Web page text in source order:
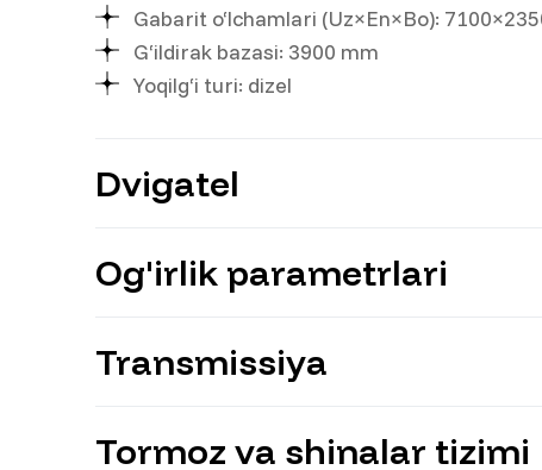
Gabarit o‘lchamlari (Uz×En×Bo):
G‘ildirak bazasi: 3900 mm
Yoqilg‘i turi: dizel
Dvigatel
Model: YUCHAI YC4D130-33
Quvvati: 130 ot kuchi
Og'irlik parametrlari
To‘liq massa: 11 300 kg
Yuk ko‘tarish qobiliyati: 7 000 kg
Transmissiya
Uzatmalar soni: 6+1
Tormoz va shinalar tizimi